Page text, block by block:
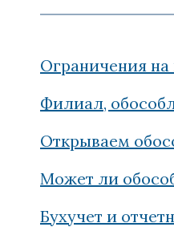
Ограничения
Филиал,
Открываем
Может ли
Бухучет и